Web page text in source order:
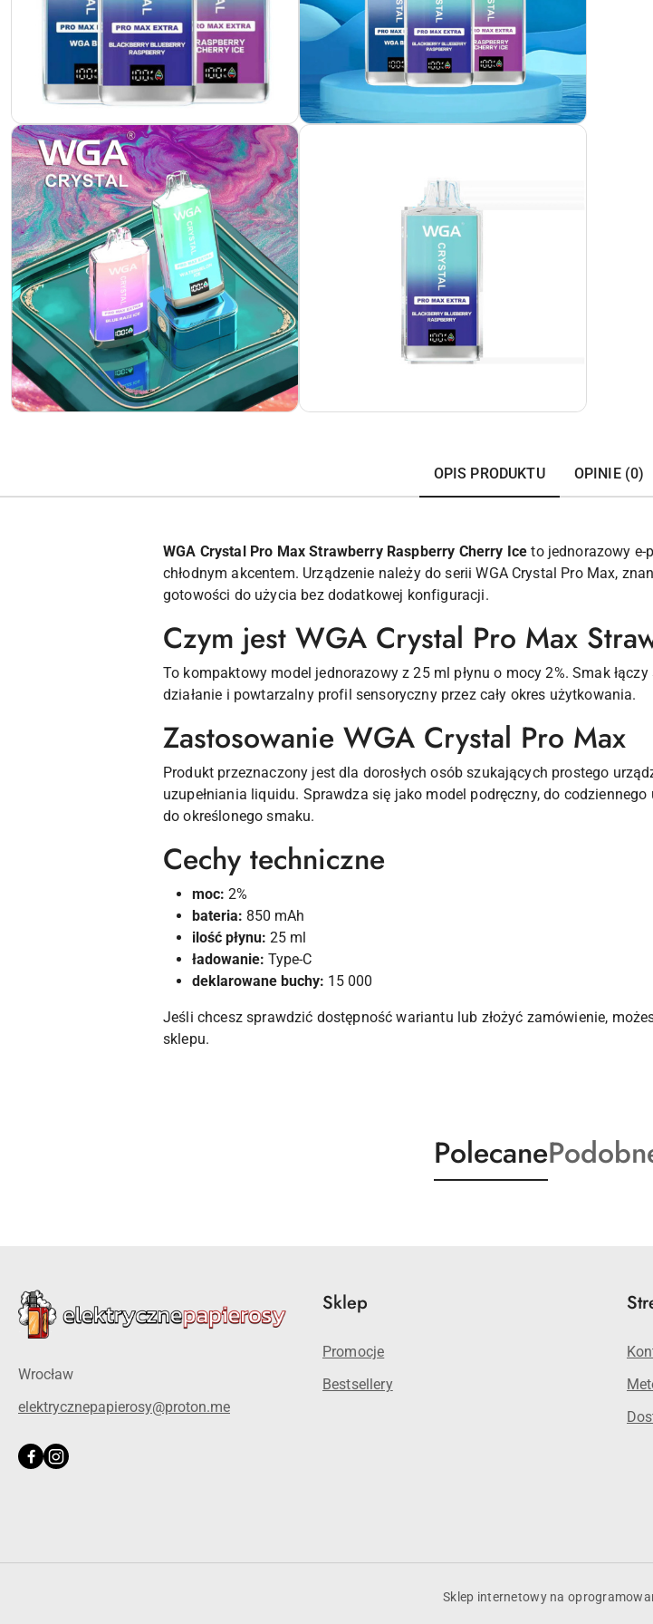
OPIS PRODUKTU OPINIE (0)
WGA Crystal Pro Max Strawberry Raspberry Cherry Ice to jednorazowy e-
chłodnym akcentem. Urządzenie należy do serii WGA Crystal Pro Max,
gotowości do użycia bez dodatkowej konfiguracji.
Czym jest WGA Crystal Pro Max
To kompaktowy model jednorazowy z 25 ml płynu o mocy 2%. Smak
działanie i powtarzalny profil sensoryczny przez cały okres użytkowania.
Zastosowanie WGA Crystal Pro Max
Produkt przeznaczony jest dla dorosłych osób szukających prostego
uzupełniania liquidu. Sprawdza się jako model podręczny, do
do określonego smaku.
Cechy techniczne
moc: 2%
bateria: 850 mAh
ilość płynu: 25 ml
ładowanie: Type-C
deklarowane buchy: 15 000
Jeśli chcesz sprawdzić dostępność wariantu lub złożyć zamówienie,
sklepu.
Produkty
o
Polecane
o
Wrocław
elektrycznepapierosy@proton.me
Sklep
Promocje
Bestsellery
Sklep internetowy na